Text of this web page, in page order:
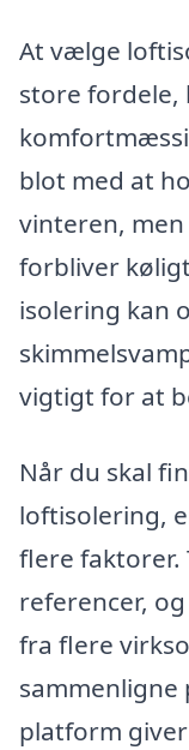
At vælge
store fordele,
blot med at
vinteren,
forbliver
isolering kan
vigtigt for at
Når du skal
loftisolering,
flere faktorer.
referencer,
fra flere
sammenligne
platform